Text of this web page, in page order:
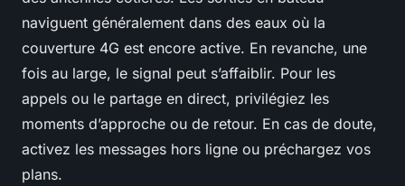
naviguent généralement dans des eaux où la
couverture 4G est encore active. En revanche, une
fois au large, le signal peut s’affaiblir. Pour les
appels ou le partage en direct, privilégiez les
moments d’approche ou de retour. En cas de doute,
activez les messages hors ligne ou préchargez vos
plans.